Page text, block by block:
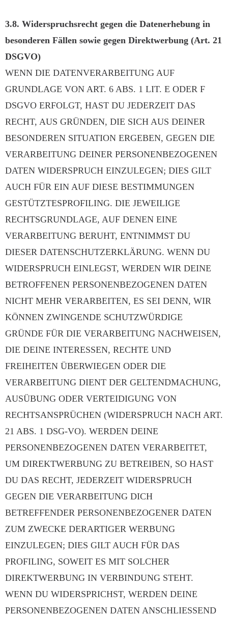
3.8. Widerspruchsrecht gegen die Datenerhebung in
besonderen Fällen sowie gegen Direktwerbung (Art. 21
DSGVO)
WENN DIE DATENVERARBEITUNG AUF
GRUNDLAGE VON ART. 6 ABS. 1 LIT. E ODER F
DSGVO ERFOLGT, HAST DU JEDERZEIT DAS
RECHT, AUS GRÜNDEN, DIE SICH AUS DEINER
BESONDEREN SITUATION ERGEBEN, GEGEN DIE
VERARBEITUNG DEINER PERSONENBEZOGENEN
DATEN WIDERSPRUCH EINZULEGEN; DIES GILT
AUCH FÜR EIN AUF DIESE BESTIMMUNGEN
GESTÜTZTESPROFILING. DIE JEWEILIGE
RECHTSGRUNDLAGE, AUF DENEN EINE
VERARBEITUNG BERUHT, ENTNIMMST DU
DIESER DATENSCHUTZERKLÄRUNG. WENN DU
WIDERSPRUCH EINLEGST, WERDEN WIR DEINE
BETROFFENEN PERSONENBEZOGENEN DATEN
NICHT MEHR VERARBEITEN, ES SEI DENN, WIR
KÖNNEN ZWINGENDE SCHUTZWÜRDIGE
GRÜNDE FÜR DIE VERARBEITUNG NACHWEISEN,
DIE DEINE INTERESSEN, RECHTE UND
FREIHEITEN ÜBERWIEGEN ODER DIE
VERARBEITUNG DIENT DER GELTENDMACHUNG,
AUSÜBUNG ODER VERTEIDIGUNG VON
RECHTSANSPRÜCHEN (WIDERSPRUCH NACH ART.
21 ABS. 1 DSG-VO). WERDEN DEINE
PERSONENBEZOGENEN DATEN VERARBEITET,
UM DIREKTWERBUNG ZU BETREIBEN, SO HAST
DU DAS RECHT, JEDERZEIT WIDERSPRUCH
GEGEN DIE VERARBEITUNG DICH
BETREFFENDER PERSONENBEZOGENER DATEN
ZUM ZWECKE DERARTIGER WERBUNG
EINZULEGEN; DIES GILT AUCH FÜR DAS
PROFILING, SOWEIT ES MIT SOLCHER
DIREKTWERBUNG IN VERBINDUNG STEHT.
WENN DU WIDERSPRICHST, WERDEN DEINE
PERSONENBEZOGENEN DATEN ANSCHLIESSEND